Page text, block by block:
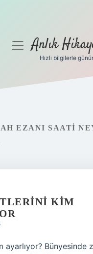
menüyüAnlık
Hızlı bilgilerle
EZANI SAATI
KIM
ayarlıyor? Bünyesinde